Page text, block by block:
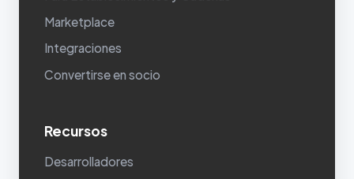
Marketplace
Integraciones
Convertirse en socio
Recursos
Desarrolladores